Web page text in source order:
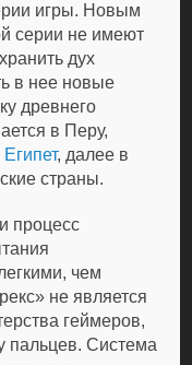
игры. Новым
серии не имеют
дух
в нее новые
древнего
в Перу,
Египет, далее в
страны.
процесс
чем
не является
геймеров,
пальцев. Система